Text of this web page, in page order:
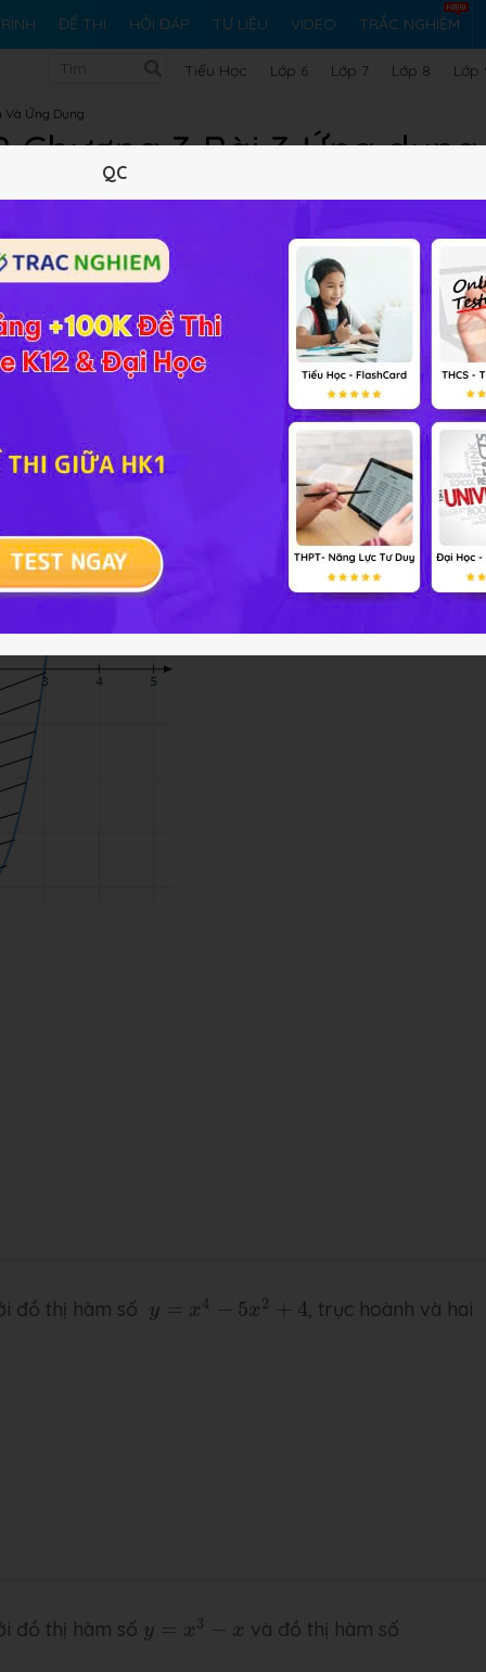
ĐỀ THI HỎI ĐÁP TƯ LIỆU VIDEO TRẮC NGHIỆM
Tiểu Học Lớp 6 Lớp 7 Lớp 8 Lớp
Và Ứng Dụng
Chương 3 Bài 3 Ứng
hình học
Lý thuyết 10Trắc nghiệm 32BT SGK 161FAQ
dụng của tích phân trong hình họconline đầy đủ đáp
thức bài học.
tính diện tích S của hình phẳng (phần gạch chéo)
đồ thị hàm số
y = x 4 − 5x2 + 4
− 2+ 4
, trục hoành và hai
đồ thị hàm số y = x3 − x
−x và đồ thị hàm số
QC